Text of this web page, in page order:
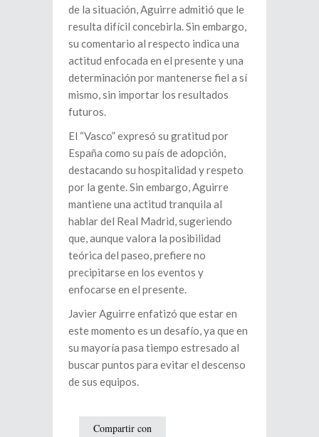
de la situación, Aguirre admitió que le
resulta difícil concebirla. Sin embargo,
su comentario al respecto indica una
actitud enfocada en el presente y una
determinación por mantenerse fiel a sí
mismo, sin importar los resultados
futuros.
El “Vasco” expresó su gratitud por
España como su país de adopción,
destacando su hospitalidad y respeto
por la gente. Sin embargo, Aguirre
mantiene una actitud tranquila al
hablar del Real Madrid, sugeriendo
que, aunque valora la posibilidad
teórica del paseo, prefiere no
precipitarse en los eventos y
enfocarse en el presente.
Javier Aguirre enfatizó que estar en
este momento es un desafío, ya que en
su mayoría pasa tiempo estresado al
buscar puntos para evitar el descenso
de sus equipos.
Compartir con